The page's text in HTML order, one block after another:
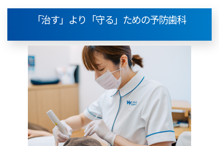
「治す」より「守る」ための予防歯科